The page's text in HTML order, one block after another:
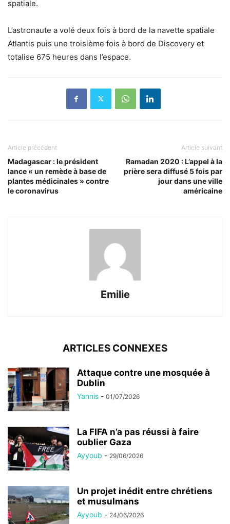
spatiale.
L’astronaute a volé deux fois à bord de la navette spatiale
Atlantis puis une troisième fois à bord de Discovery et
totalise 675 heures dans l’espace.
Article précédent
Madagascar : le président
lance « un remède à base de
plantes médicinales » contre
le coronavirus
Article suivant
Ramadan 2020 : L’appel à la
prière sera diffusé 5 fois par
jour dans une ville
américaine
Emilie
ARTICLES CONNEXES
Attaque contre une mosquée à
Dublin
Yannis - 01/07/2026
La FIFA n’a pas réussi à faire
oublier Gaza
Ayyoub - 29/06/2026
Un projet inédit entre chrétiens
et musulmans
Ayyoub - 24/06/2026